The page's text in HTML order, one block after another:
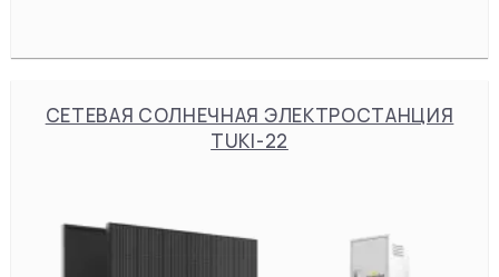
СЕТЕВАЯ СОЛНЕЧНАЯ ЭЛЕКТРОСТАНЦИЯ
TUKI-22